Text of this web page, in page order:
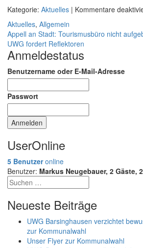
Kategorie: Aktuelles | Kommentare
Aktuelles, Allgemein
Beitragsnavigation
Appell an Stadt: Tourismusbüro nicht
UWG fordert Reflektoren
Anmeldestatus
Benutzername oder E-Mail-Adresse
Passwort
UserOnline
5 Benutzeronline
Benutzer: Markus Neugebauer, 2 Gäste,
Neueste Beiträge
UWG Barsinghausen verzichtet
zur Kommunalwahl
Unser Flyer zur Kommunalwahl